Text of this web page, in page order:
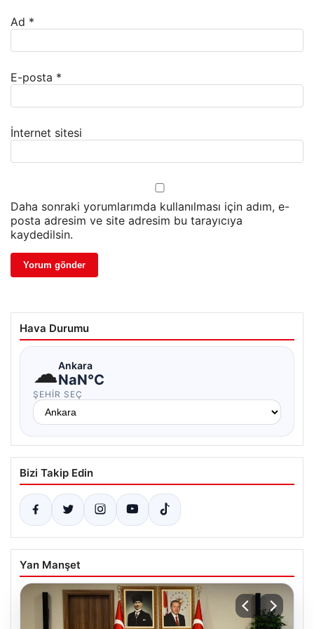
Ad *
E-posta *
İnternet sitesi
Daha sonraki yorumlarımda kullanılması için adım, e-
posta adresim ve site adresim bu tarayıcıya
kaydedilsin.
Hava Durumu
☁Ankara
NaN°C
ŞEHIR SEÇ
Bizi Takip Edin
Yan Manşet